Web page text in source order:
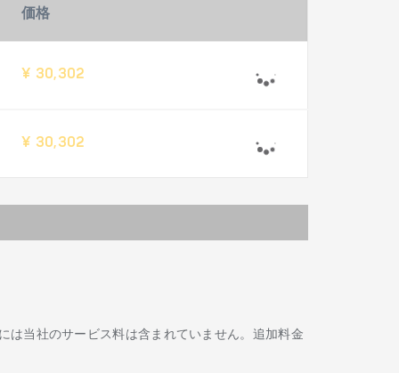
価格
¥ 30,302
¥ 30,302
は当社のサービス料は含まれていません。追加料金